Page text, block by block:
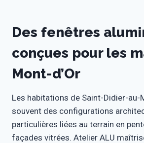
Des fenêtres
conçues pour les
Mont-d’Or
Les habitations de Saint-Didier-au-
souvent des configurations
particulières liées au terrain en
façades vitrées. Atelier ALU